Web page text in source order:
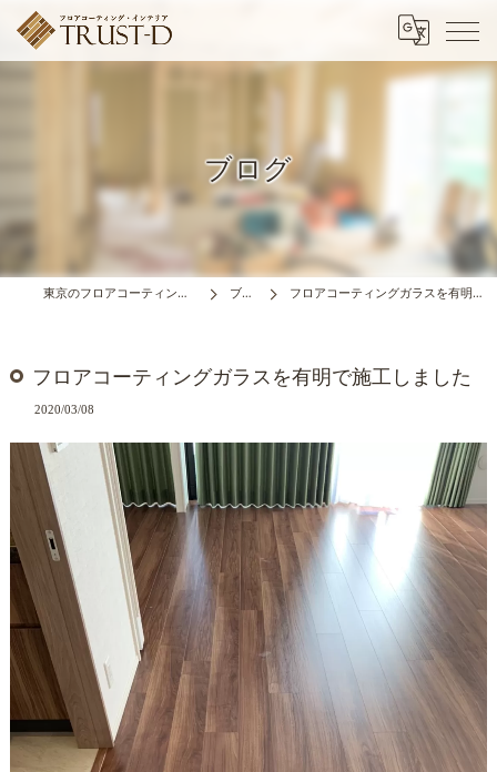
ブログ
東京のフロアコーティングはTRUST-D ブログ フロアコーティングガラスを有明で施工しました
フロアコーティングガラスを有明で施工しました
2020/03/08